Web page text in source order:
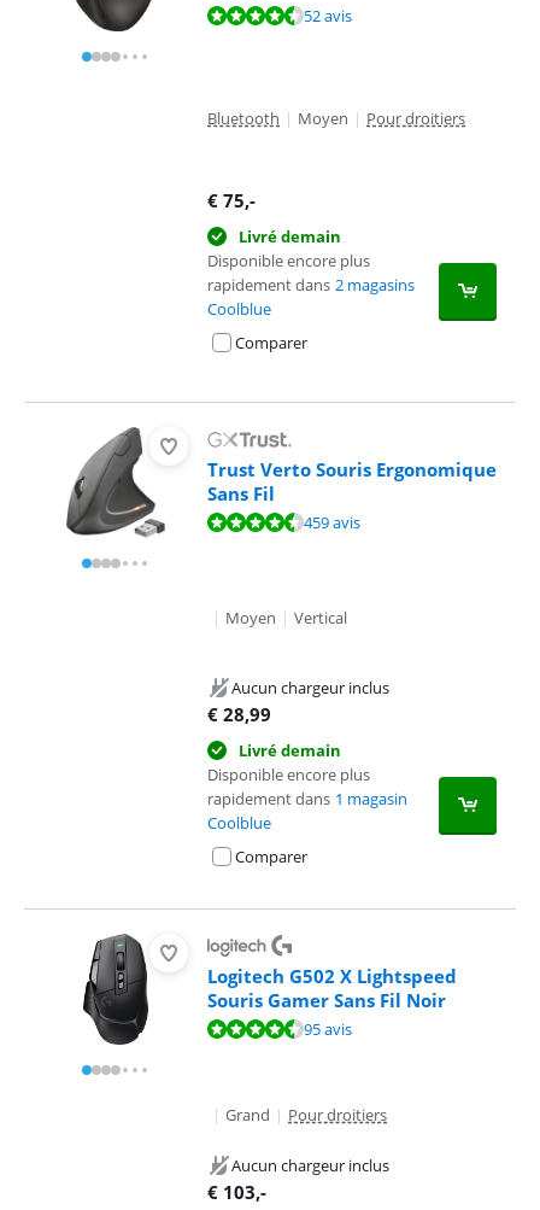
La note est de 9,0 sur 10, basée sur 52 avis.52 avis
Bluetooth | Moyen | Pour droitiers
€ 75,-
Livré demain
Disponible encore plus
rapidement dans 2 magasins
Coolblue
Comparer
Trust Verto Souris Ergonomique
Sans Fil
La note est de 9,0 sur 10, basée sur 459 avis.
459 avis
| Moyen | Vertical
Aucun chargeur inclus
€ 28,99
Livré demain
Disponible encore plus
rapidement dans 1 magasin
Coolblue
Comparer
Logitech G502 X Lightspeed
Souris Gamer Sans Fil Noir
La note est de 8,9 sur 10, basée sur 95 avis.95 avis
| Grand | Pour droitiers
Aucun chargeur inclus
€ 103,-